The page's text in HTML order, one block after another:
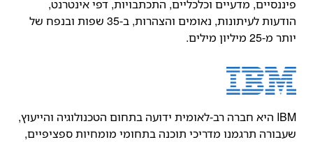
פיננסיים, מדעיים וכלכליים, התכתבויות, דפי אינטרנט,
הודעות לעיתונות, נאומים והצהרות, ב-35 שפות ובנפח של
יותר מ-25 מיליון מילים.
IBM היא חברה רב-לאומית ידועה בתחום הטכנולוגיה והייעוץ,
שעבורה תרגמנו מדריכי תוכנה בתחומי מומחיות ספציפיים,